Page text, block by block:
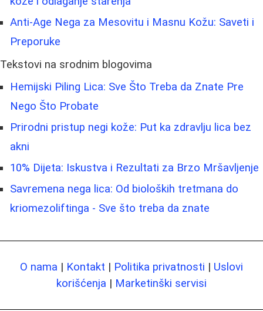
Anti-Age Nega za Mesovitu i Masnu Kožu: Saveti i
Preporuke
Tekstovi na srodnim blogovima
Hemijski Piling Lica: Sve Što Treba da Znate Pre
Nego Što Probate
Prirodni pristup negi kože: Put ka zdravlju lica bez
akni
10% Dijeta: Iskustva i Rezultati za Brzo Mršavljenje
Savremena nega lica: Od bioloških tretmana do
kriomezoliftinga - Sve što treba da znate
O nama | Kontakt | Politika privatnosti | Uslovi
korišćenja | Marketinški servisi